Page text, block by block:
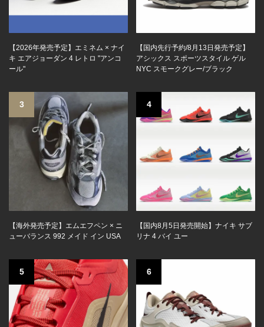
【2026年発売予定】エミネム × ナイ
キ エアジョーダン 4 レトロ "アンコ
ール"
【国内先行予約/8月13日発売予定】
アシックス スポーツスタイル ゲル
NYC スモークグレー/ブラック
3
【海外発売予定】エムエフペン × ニ
ューバランス 992 メイド イン USA
4
【国内8月5日発売開始】ナイキ サブ
リナ 4 バイ ユー
5 6